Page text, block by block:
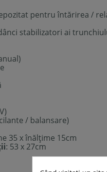
pentru întărirea /
stabilizatori ai
/ balansare)
35 x înălțime 15cm
: 53 x 27cm